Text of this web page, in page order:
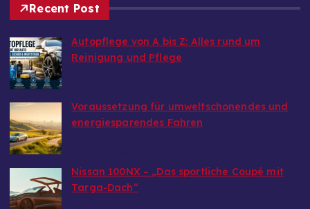
Recent Post
Autopflege von A bis Z: Alles rund um
Reinigung und Pflege
Voraussetzung für umweltschonendes und
energiesparendes Fahren
Nissan 100NX – „Das sportliche Coupé mit
Targa-Dach“